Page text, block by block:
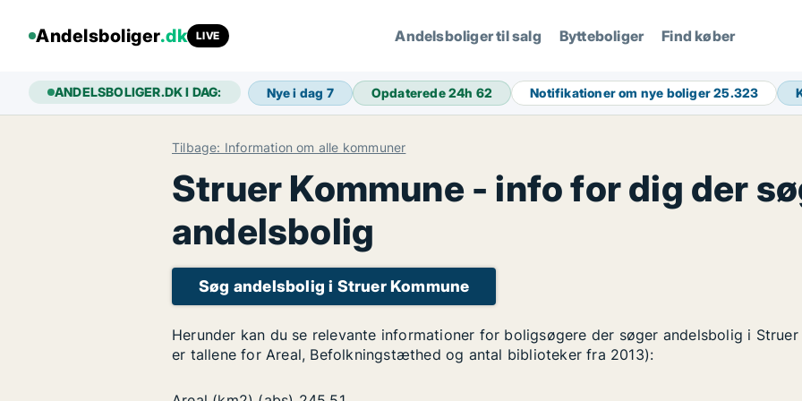
Andelsboliger.dk LIVE Andelsboliger til salg Bytteboliger Find køber
ANDELSBOLIGER.DK I DAG: Nye i dag 7 Opdaterede 24h 62 Notifikationer om nye boliger25.323
Tilbage: Information om alle kommuner
Struer Kommune - info for dig der
andelsbolig
Søg andelsbolig i Struer Kommune
Herunder kan du se relevante informationer for boligsøgere der søger andelsbolig i
er tallene for Areal, Befolkningstæthed og antal biblioteker fra 2013):